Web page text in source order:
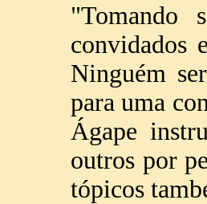
"Tomando
convidados
Ninguém
para uma
Ágape
outros por
tópicos